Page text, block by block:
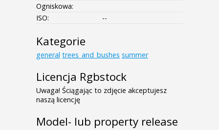
Ogniskowa:
ISO:
--
Kategorie
general trees_and_bushes summer
Licencja Rgbstock
Uwaga! Ściągając to zdjęcie akceptujesz
naszą licencję
Model- lub property release